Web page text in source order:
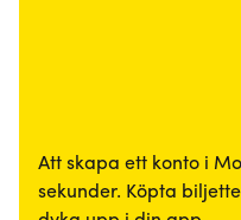
Att skapa ett konto i
sekunder. Köpta